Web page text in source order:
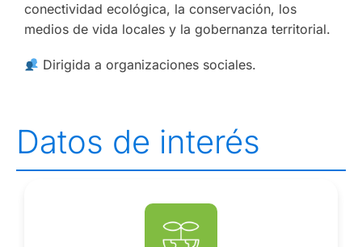
conectividad ecológica, la conservación, los
medios de vida locales y la gobernanza territorial.
Dirigida a organizaciones sociales.
Datos de interés